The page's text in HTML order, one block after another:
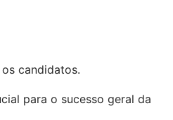
candidatos.
para o sucesso geral da